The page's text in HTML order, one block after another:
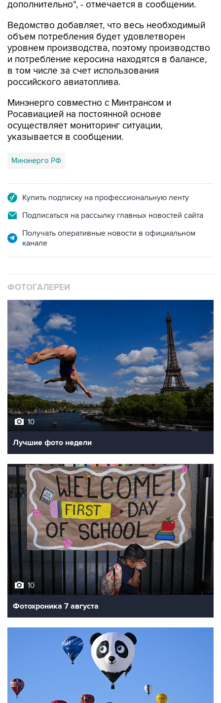
дополнительно", - отмечается в сообщении.
Ведомство добавляет, что весь необходимый
объем потребления будет удовлетворен
уровнем производства, поэтому производство
и потребление керосина находятся в балансе,
в том числе за счет использования
российского авиатоплива.
Минэнерго совместно с Минтрансом и
Росавиацией на постоянной основе
осуществляет мониторинг ситуации,
указывается в сообщении.
Минэнерго РФ
Купить подписку на профессиональную ленту
Подписаться на рассылку главных новостей сайта
Получать оперативные новости в официальном
канале
ФОТОГАЛЕРЕИ
10
Лучшие фото недели
10
Фотохроника 7 августа